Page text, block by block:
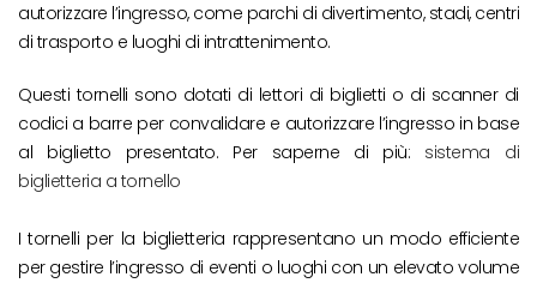
autorizzare l’ingresso, come parchi di divertimento, stadi, centri
di trasporto e luoghi di intrattenimento.
Questi tornelli sono dotati di lettori di biglietti o di scanner di
codici a barre per convalidare e autorizzare l’ingresso in base
al biglietto presentato. Per saperne di più: sistema di
biglietteria a tornello
I tornelli per la biglietteria rappresentano un modo efficiente
per gestire l’ingresso di eventi o luoghi con un elevato volume